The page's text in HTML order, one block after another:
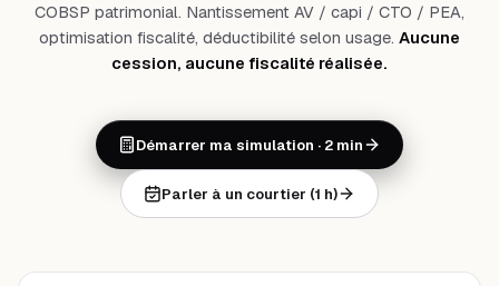
COBSP patrimonial. Nantissement AV / capi / CTO / PEA,
optimisation fiscalité, déductibilité selon usage. Aucune
cession, aucune fiscalité réalisée.
Démarrer ma simulation · 2 min
Parler à un courtier (1 h)